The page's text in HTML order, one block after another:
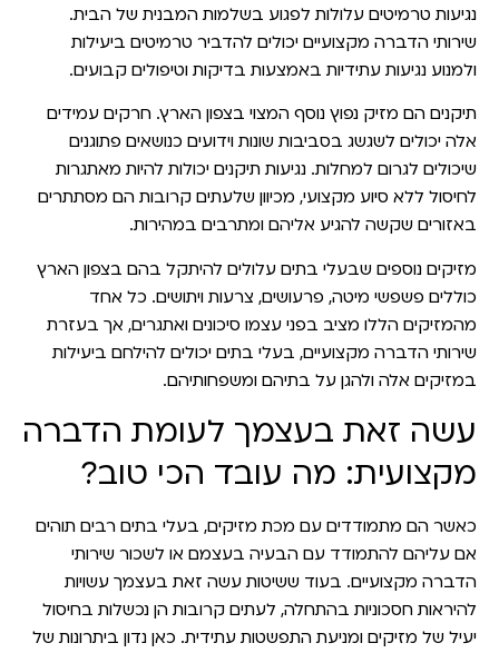
נגיעות טרמיטים עלולות לפגוע בשלמות המבנית של הבית.
שירותי הדברה מקצועיים יכולים להדביר טרמיטים ביעילות
ולמנוע נגיעות עתידיות באמצעות בדיקות וטיפולים קבועים.
תיקנים הם מזיק נפוץ נוסף המצוי בצפון הארץ. חרקים עמידים
אלה יכולים לשגשג בסביבות שונות וידועים כנושאים פתוגנים
שיכולים לגרום למחלות. נגיעות תיקנים יכולות להיות מאתגרות
לחיסול ללא סיוע מקצועי, מכיוון שלעתים קרובות הם מסתתרים
באזורים שקשה להגיע אליהם ומתרבים במהירות.
מזיקים נוספים שבעלי בתים עלולים להיתקל בהם בצפון הארץ
כוללים פשפשי מיטה, פרעושים, צרעות ויתושים. כל אחד
מהמזיקים הללו מציב בפני עצמו סיכונים ואתגרים, אך בעזרת
שירותי הדברה מקצועיים, בעלי בתים יכולים להילחם ביעילות
במזיקים אלה ולהגן על בתיהם ומשפחותיהם.
עשה זאת בעצמך לעומת הדברה
מקצועית: מה עובד הכי טוב?
כאשר הם מתמודדים עם מכת מזיקים, בעלי בתים רבים תוהים
אם עליהם להתמודד עם הבעיה בעצמם או לשכור שירותי
הדברה מקצועיים. בעוד ששיטות עשה זאת בעצמך עשויות
להיראות חסכוניות בהתחלה, לעתים קרובות הן נכשלות בחיסול
יעיל של מזיקים ומניעת התפשטות עתידית. כאן נדון ביתרונות של